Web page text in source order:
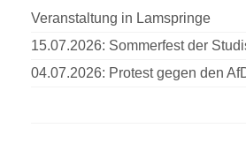
Veranstaltung in Lamspringe
15.07.2026: Sommerfest der
04.07.2026: Protest gegen den